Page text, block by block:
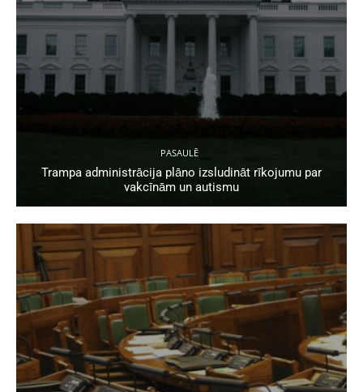
PASAULĒ
Trampa administrācija plāno izsludināt rīkojumu par
vakcīnām un autismu